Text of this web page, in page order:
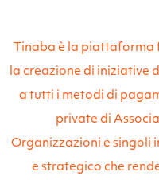
Tinaba è la piattaforma
la creazione di iniziative
a tutti i metodi di
private di
Organizzazioni e singoli
e strategico che